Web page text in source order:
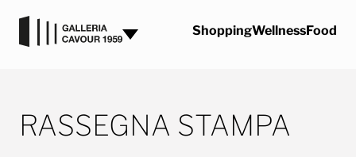
ShoppingWellnessFood
RASSEGNA STAMPA